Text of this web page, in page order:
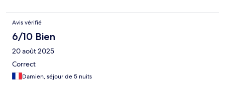
Avis vérifié
6/10 Bien
20 août 2025
Correct
Damien, séjour de 5 nuits